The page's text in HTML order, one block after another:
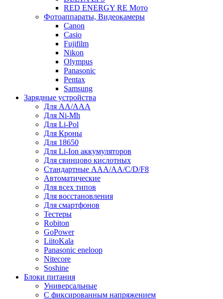
RED ENERGY RE Мото
Фотоаппараты, Видеокамеры
Canon
Casio
Fujifilm
Nikon
Olympus
Panasonic
Pentax
Samsung
Зарядные устройства
Для AA/AAA
Для Ni-Mh
Для Li-Pol
Для Кроны
Для 18650
Для Li-Ion аккумуляторов
Для свинцово кислотных
Стандартные ААА/АА/С/D/F8
Автоматические
Для всех типов
Для восстановления
Для смартфонов
Тестеры
Robiton
GoPower
LiitoKala
Panasonic eneloop
Nitecore
Soshine
Блоки питания
Универсальные
C фиксированным напряжением